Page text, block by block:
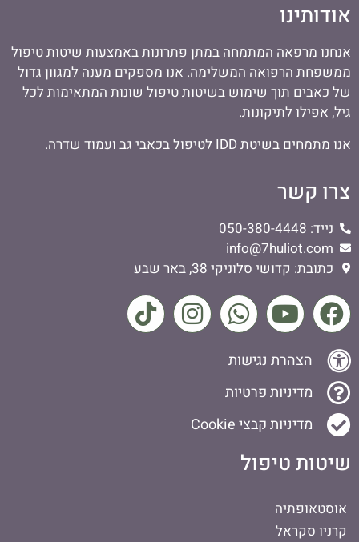
אודותינו
אנחנו מרפאה המתמחה במתן פתרונות באמצעות שיטות טיפול
ממשפחת הרפואה המשלימה. אנו מספקים מענה למגוון גדול
של כאבים תוך שימוש בשיטות טיפול שונות המתאימות לכל
גיל, אפילו לתיקונות.
אנו מתמחים בשיטת IDD לטיפול בכאבי גב ועמוד שדרה.
צרו קשר
נייד: 050-380-4448
info@7huliot.com
כתובת: קדושי סלוניקי 38, באר שבע
הצהרת נגישות
מדיניות פרטיות
מדיניות קבצי Cookie
שיטות טיפול
אוסטאופתיה
קרניו סקראל